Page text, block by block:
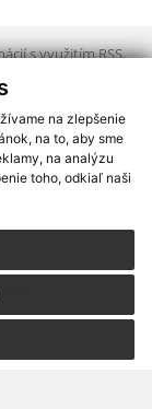
na zlepšenie
na to, aby sme
na analýzu
toho, odkiaľ naši
s využitím RSS,
domény